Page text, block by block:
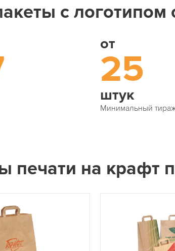
с логотипом
от
25
штук
Минимальный
печати на крафт